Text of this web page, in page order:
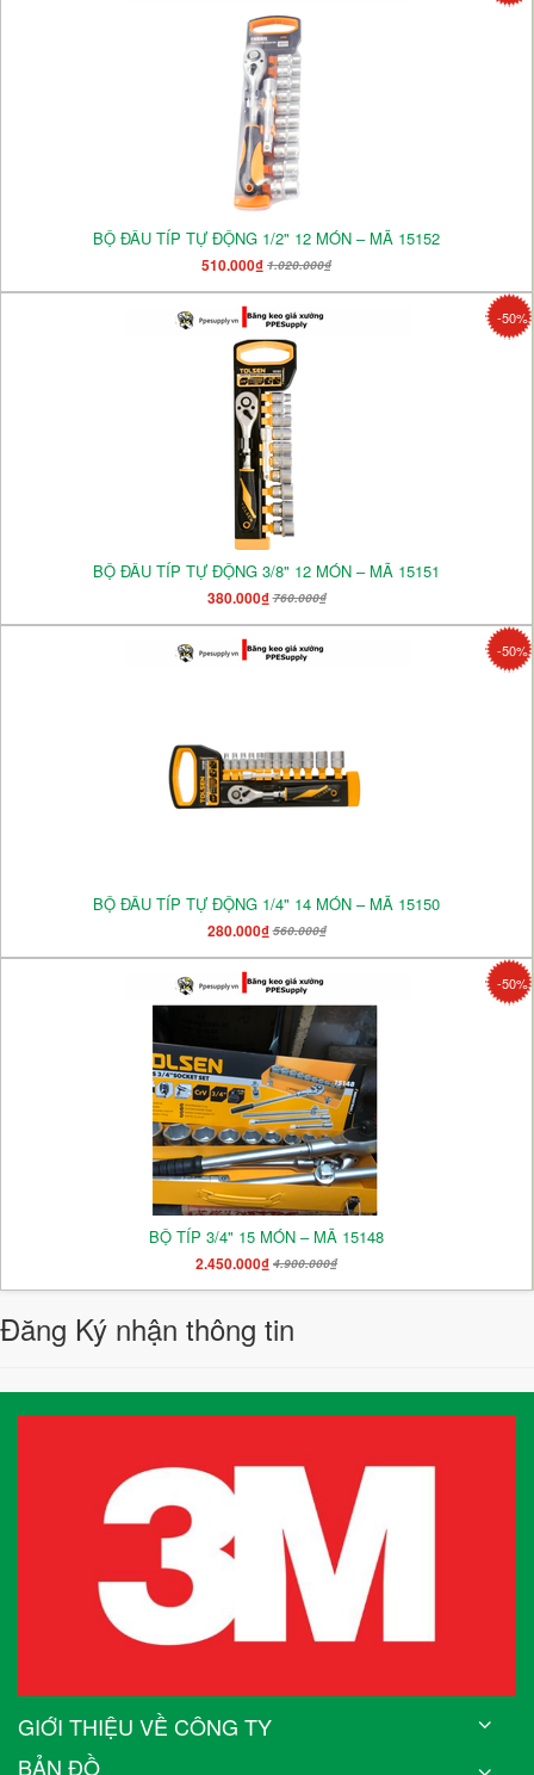
BỘ ĐẦU TÍP TỰ ĐỘNG 1/2" 12 MÓN – MÃ 15152
510.000₫ 1.020.000₫
-50%
BỘ ĐẦU TÍP TỰ ĐỘNG 3/8" 12 MÓN – MÃ 15151
380.000₫760.000₫
-50%
BỘ ĐẦU TÍP TỰ ĐỘNG 1/4" 14 MÓN – MÃ 15150
280.000₫560.000₫
-50%
BỘ TÍP 3/4" 15 MÓN – MÃ 15148
2.450.000₫ 4.900.000₫
Đăng Ký nhận thông tin
GIỚI THIỆU VỀ CÔNG TY
BẢN ĐỒ